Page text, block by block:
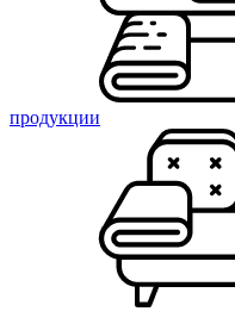
продукции